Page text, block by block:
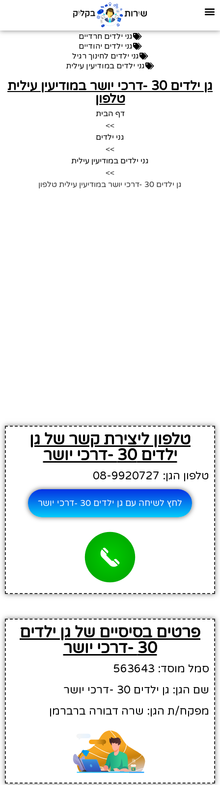
גני ילדים חרדיים
גני ילדים יהודיים
גני ילדים לחינוך רגיל
גני ילדים במודיעין עילית
גן ילדים 30 -דרכי יושר במודיעין עילית
טלפון
דף הבית
>>
גני ילדים
>>
גני ילדים במודיעין עילית
>>
גן ילדים 30 -דרכי יושר במודיעין עילית טלפון
טלפון ליצירת קשר של גן
ילדים 30 -דרכי יושר
טלפון הגן: 08-9920727
לחץ לשיחה עם גן ילדים 30 -דרכי יושר
פרטים בסיסיים של גן ילדים
30 -דרכי יושר
סמל מוסד: 563643
שם הגן: גן ילדים 30 -דרכי יושר
מפקח/ת הגן: שרה דבורה ברברמן